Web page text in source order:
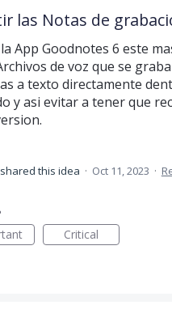
las Notas de
App Goodnotes 6 este
de voz que se
a texto directamente
y asi evitar a tener que
shared this idea · Oct 11, 2023 ·
Critical